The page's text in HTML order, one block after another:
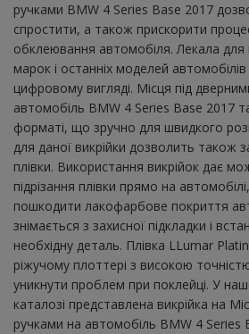
ручками BMW 4 Series Base 2017
спростити, а також прискорити
обклеювання автомобіля. Лекала
марок і останніх моделей автомобілів
цифровому вигляді. Місця під
автомобіль BMW 4 Series Base 2017
форматі, що зручно для швидкого
для даної викрійки дозволить також
плівки. Використання викрійок дає
підрізання плівки прямо на
пошкодити лакофарбове покриття
знімається з захисної підкладки і
необхідну деталь. Плівка LLumar
ріжучому плоттері з високою
уникнути проблем при поклейці. У
каталозі представлена ​​викрійка на
ручками на автомобіль BMW 4 Series